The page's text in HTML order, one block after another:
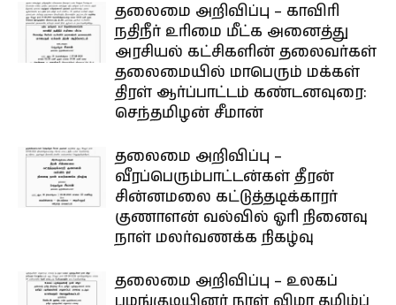
தலைமை அறிவிப்பு – காவிரி
நதிநீர் உரிமை மீட்க அனைத்து
அரசியல் கட்சிகளின் தலைவர்கள்
தலைமையில் மாபெரும் மக்கள்
திரள் ஆர்ப்பாட்டம் கண்டனவுரை:
செந்தமிழன் சீமான்
தலைமை அறிவிப்பு –
வீரப்பெரும்பாட்டன்கள் தீரன்
சின்னமலை கட்டுத்தடிக்காரர்
குணாளன் வல்வில் ஓரி நினைவு
நாள் மலர்வணக்க நிகழ்வு
தலைமை அறிவிப்பு – உலகப்